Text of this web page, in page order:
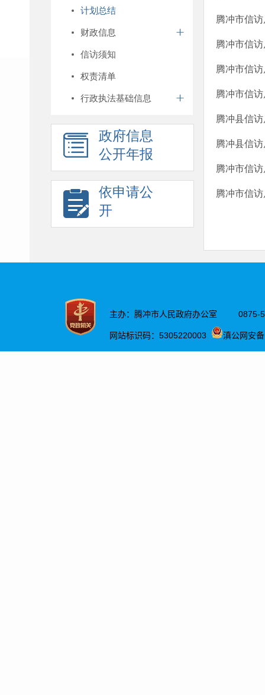
计划总结
财政信息
信访须知
权责清单
行政执法基础信息
政府信息
公开年报
依申请公
开
腾冲市信
腾冲市信
腾冲市信
腾冲市信
腾冲县信
腾冲县信
腾冲市信
腾冲市信